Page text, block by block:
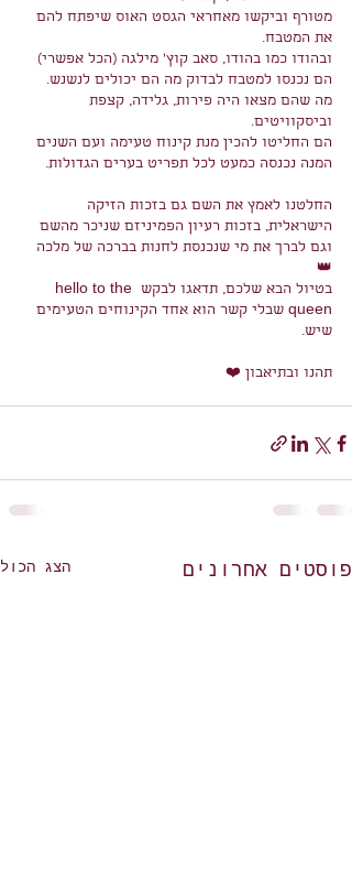
מטורף וביקשו מאחראי הגסט האוס שיפתח להם
את המטבח.
ובהודו כמו בהודו, סאב קוץ׳ מילגה (הכל אפשרי)
הם נכנסו למטבח לבדוק מה הם יכולים לנשנש.
מה שהם מצאו היה פירות, גלידה, קצפת
וביסקוויטים.
הם החליטו להכין מנת קינוח טעימה ועם השנים
המנה נכנסה כמעט לכל תפריט בערים הגדולות.
החלטנו לאמץ את השם גם בזכות הזיקה
הישראלית, בזכות רעיון הפמיניזם שניכר מהשם
וגם לברך את מי שנכנסת לחנות בברכה של מלכה
👑
בטיול הבא שלכם, תדאגו לבקש hello to the
queen שבלי קשר הוא אחד הקינוחים הטעימים
שיש.
תהנו ובתיאבון ❤️
פוסטים אחרונים הצג הכול